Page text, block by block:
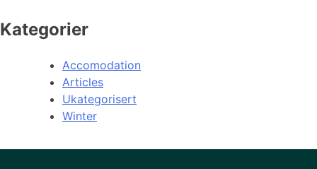
Kategorier
Accomodation
Articles
Ukategorisert
Winter